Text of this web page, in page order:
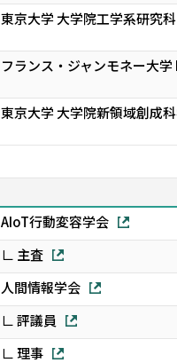
東京大学 大学院工学系研究
フランス・ジャンモネー大
東京大学 大学院新領域創成
AIoT行動変容学会
∟ 主査
人間情報学会
∟ 評議員
∟ 理事